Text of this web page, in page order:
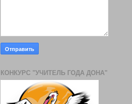
КОНКУРС "УЧИТЕЛЬ ГОДА ДОНА"